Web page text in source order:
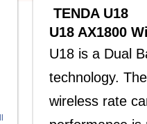
TENDA U18
U18 AX1800
U18 is a Dual
technology.
wireless rate